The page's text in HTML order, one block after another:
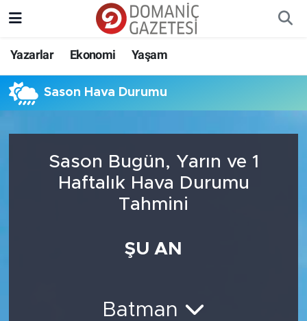
Yazarlar Ekonomi Yaşam
Sason Hava Durumu
Sason Bugün, Yarın ve 1
Haftalık Hava Durumu
Tahmini
ŞU AN
Batman